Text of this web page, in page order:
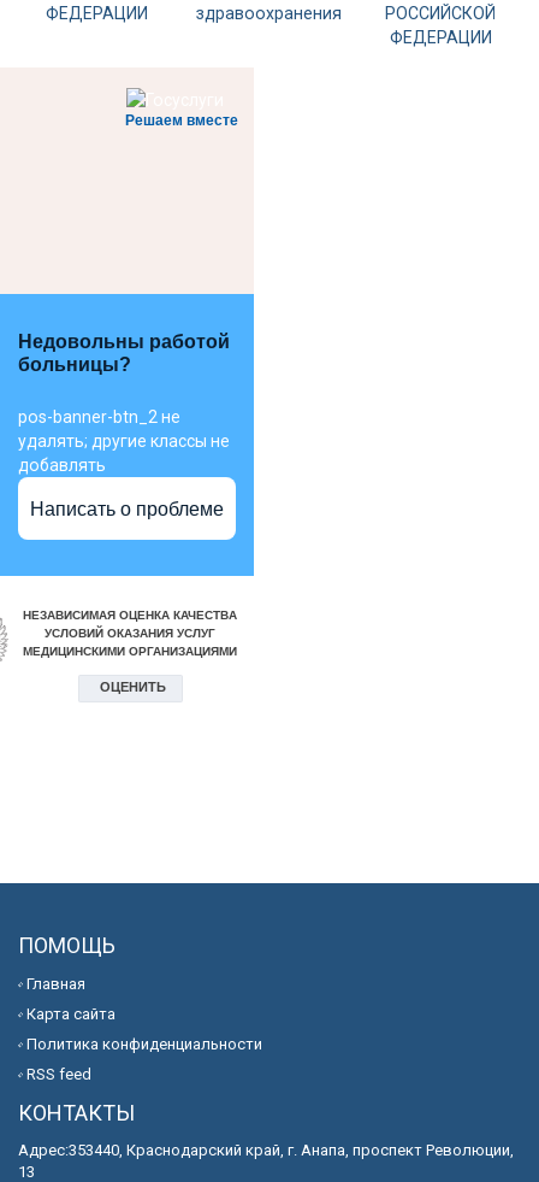
ФЕДЕРАЦИИ
здравоохранения
РОССИЙСКОЙ
ФЕДЕРАЦИИ
Решаем вместе
Недовольны работой
больницы?
pos-banner-btn_2 не
удалять; другие классы не
добавлять
Написать о проблеме
ПОМОЩЬ
Главная
Карта сайта
Политика конфиденциальности
RSS feed
КОНТАКТЫ
Адрес:353440, Краснодарский край, г. Анапа, проспект Революции,
13